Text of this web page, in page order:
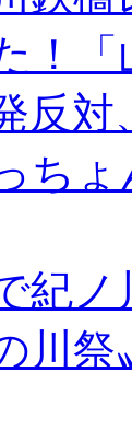
！
反
ち
紀
川